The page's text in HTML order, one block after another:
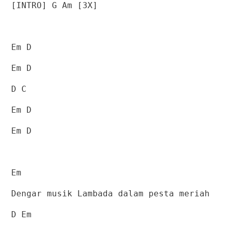
[INTRO] G Am [3X]
Em D
Em D
D C
Em D
Em D
Em
Dengar musik Lambada dalam pesta meriah
D Em